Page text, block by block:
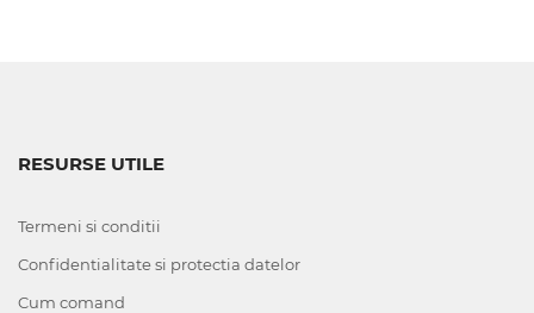
RESURSE UTILE
Termeni si conditii
Confidentialitate si protectia datelor
Cum comand